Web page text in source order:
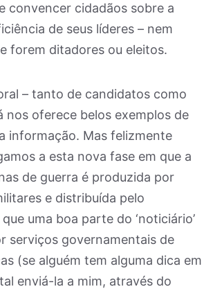
convencer cidadãos sobre a
de seus líderes – nem
forem ditadores ou eleitos.
– tanto de candidatos como
nos oferece belos exemplos de
informação. Mas felizmente
a esta nova fase em que a
de guerra é produzida por
e distribuída pelo
uma boa parte do ‘noticiário’
serviços governamentais de
(se alguém tem alguma dica em
enviá-la a mim, através do